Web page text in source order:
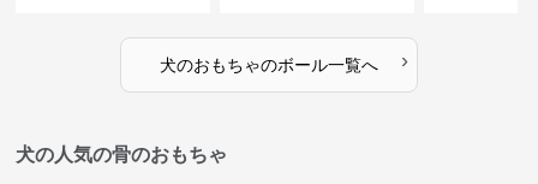
犬のおもちゃのボール一覧へ ›
犬の人気の骨のおもちゃ